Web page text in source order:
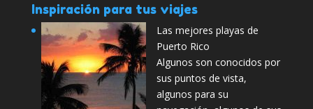
Inspiración para tus viajes
Las mejores playas de
Puerto Rico
Algunos son conocidos por
sus puntos de vista,
algunos para su